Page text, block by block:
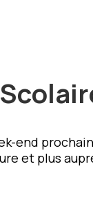
end
et plus